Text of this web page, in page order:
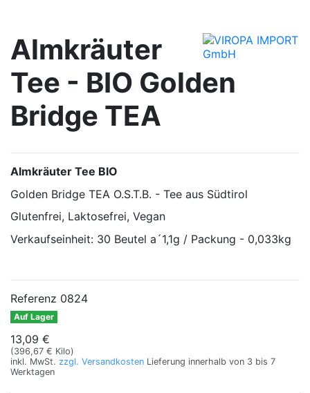
Almkräuter
Tee - BIO Golden
Bridge TEA
Almkräuter Tee BIO
Golden Bridge TEA O.S.T.B. - Tee aus Südtirol
Glutenfrei, Laktosefrei, Vegan
Verkaufseinheit: 30 Beutel a´1,1g / Packung - 0,033kg
Referenz 0824
Auf Lager
13,09 €
(396,67 € Kilo)
inkl. MwSt. zzgl. Versandkosten Lieferung innerhalb von 3 bis 7
Werktagen